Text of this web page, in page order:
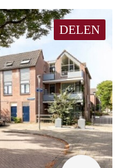
DELEN
finder